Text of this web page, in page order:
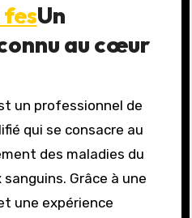
Un
au cœur
un professionnel de
qui se consacre au
des maladies du
Grâce à une
une expérience